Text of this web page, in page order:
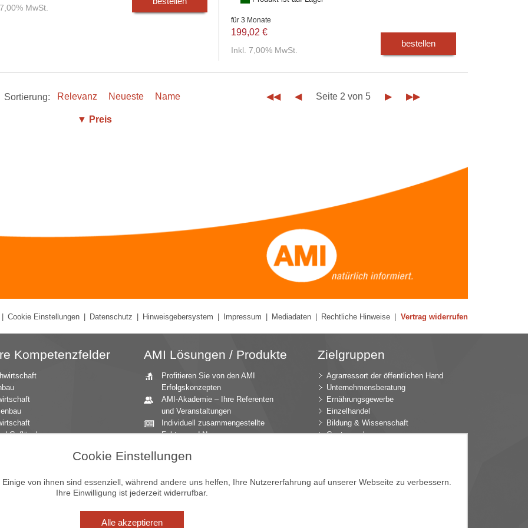
Cookie Einstellungen
von ihnen sind essenziell, während andere uns helfen, Ihre Nutzererfahrung auf unserer Webseite zu verbessern.
Ihre Einwilligung ist jederzeit widerrufbar.
Alle akzeptieren
MwSt.
für 3 Monate
199,02 €
Inkl. 7,00% MwSt.
bestellen
Sortierung: Relevanz Neueste Name
▼ Preis
◀◀ ◀ Seite 2 von 5 ▶ ▶▶
Cookie Einstellungen Datenschutz Hinweisgebersystem Impressum Mediadaten Rechtliche Hinweise Vertrag widerrufen
Kompetenzfelder
Geflügel
und Zierpflanzen
AMI Lösungen / Produkte
Profitieren Sie von den AMI
Erfolgskonzepten
AMI-Akademie – Ihre Referenten
und Veranstaltungen
Individuell zusammengestellte
Fakten und News
Marktexperten
einen umfangreichen Überblick
Jahrbücher – einzigartige
Zielgruppen
Agrarressort der öffentlichen Hand
Unternehmensberatung
Ernährungsgewerbe
Einzelhandel
Bildung & Wissenschaft
Gastgewerbe
Gartenbau